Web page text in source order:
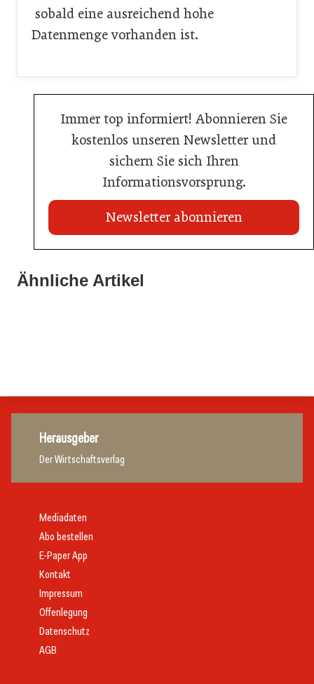
sobald eine ausreichend hohe
Datenmenge vorhanden ist.
Immer top informiert! Abonnieren Sie
kostenlos unseren Newsletter und
sichern Sie sich Ihren
Informationsvorsprung.
Newsletter abonnieren
Ähnliche Artikel
Travel Start-up Night 2026: Beste Tourismus-Idee
Herausgeber
Der Wirtschaftsverlag
Mediadaten
Abo bestellen
E-Paper App
Kontakt
Impressum
Offenlegung
Datenschutz
AGB